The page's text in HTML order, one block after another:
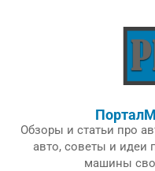
Обзоры и статьи про
авто, советы и идеи
машины